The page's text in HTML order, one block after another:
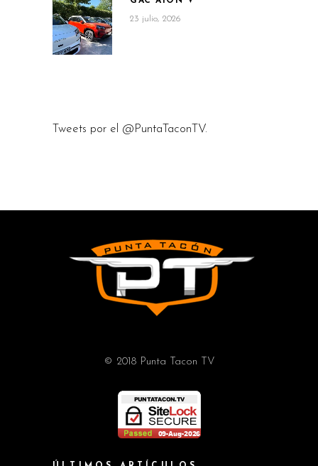
23 julio, 2026
Tweets por el @PuntaTaconTV.
© 2018 Punta Tacon TV